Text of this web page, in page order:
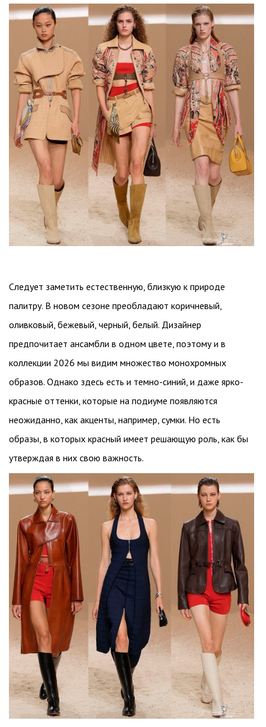
Следует заметить естественную, близкую к природе
палитру. В новом сезоне преобладают коричневый,
оливковый, бежевый, черный, белый. Дизайнер
предпочитает ансамбли в одном цвете, поэтому и в
коллекции 2026 мы видим множество монохромных
образов. Однако здесь есть и темно-синий, и даже ярко-
красные оттенки, которые на подиуме появляются
неожиданно, как акценты, например, сумки. Но есть
образы, в которых красный имеет решающую роль, как бы
утверждая в них свою важность.